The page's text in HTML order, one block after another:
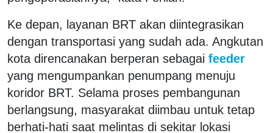
Ke depan, layanan BRT akan diintegrasikan
dengan transportasi yang sudah ada. Angkutan
kota direncanakan berperan sebagai feeder
yang mengumpankan penumpang menuju
koridor BRT. Selama proses pembangunan
berlangsung, masyarakat diimbau untuk tetap
berhati-hati saat melintas di sekitar lokasi